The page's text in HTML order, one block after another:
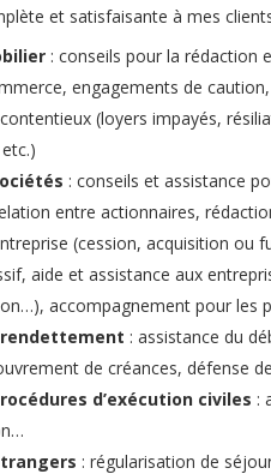
et satisfaisante à mes
: conseils pour la rédaction
engagements de
(loyers impayés,
: conseils et assistance
entre actionnaires,
(cession, acquisition
aide et assistance aux
accompagnement pour les
: assistance du
de créances, défense
d’exécution civiles :
: régularisation de